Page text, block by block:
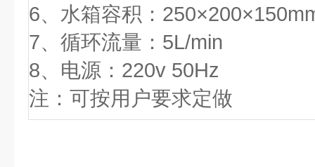
6、水箱容积：
7、循环流量：5L/min
8、电源：220v 50Hz
注：可按用户要求定做